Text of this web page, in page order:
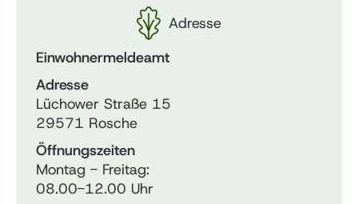
Adresse
Einwohnermeldeamt
Adresse
Lüchower Straße 15
29571 Rosche
Öffnungszeiten
Montag - Freitag:
08.00-12.00 Uhr